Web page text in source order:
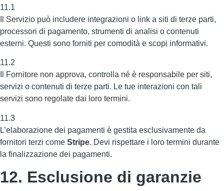
11.1
Il Servizio può includere integrazioni o link a siti di terze parti,
processori di pagamento, strumenti di analisi o contenuti
esterni. Questi sono forniti per comodità e scopi informativi.
11.2
Il Fornitore non approva, controlla né è responsabile per siti,
servizi o contenuti di terze parti. Le tue interazioni con tali
servizi sono regolate dai loro termini.
11.3
L’elaborazione dei pagamenti è gestita esclusivamente da
fornitori terzi come Stripe. Devi rispettare i loro termini durante
la finalizzazione dei pagamenti.
12. Esclusione di garanzie